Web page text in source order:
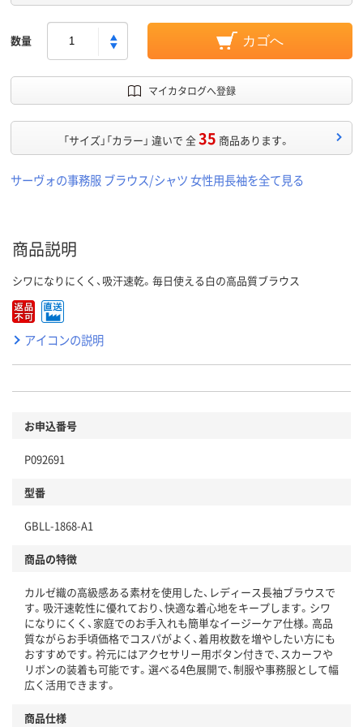
数量 カゴへ
マイカタログへ登録
「サイズ」「カラー」 違いで 全35 商品あります。
サーヴォの事務服 ブラウス/シャツ 女性用長袖を全て見る
商品説明
シワになりにくく、吸汗速乾。毎日使える白の高品質ブラウス
アイコンの説明
お申込番号
P092691
型番
GBLL-1868-A1
商品の特徴
カルゼ織の高級感ある素材を使用した、レディース長袖ブラウスで
す。吸汗速乾性に優れており、快適な着心地をキープします。シワ
になりにくく、家庭でのお手入れも簡単なイージーケア仕様。高品
質ながらお手頃価格でコスパがよく、着用枚数を増やしたい方にも
おすすめです。衿元にはアクセサリー用ボタン付きで、スカーフや
リボンの装着も可能です。選べる4色展開で、制服や事務服として幅
広く活用できます。
商品仕様